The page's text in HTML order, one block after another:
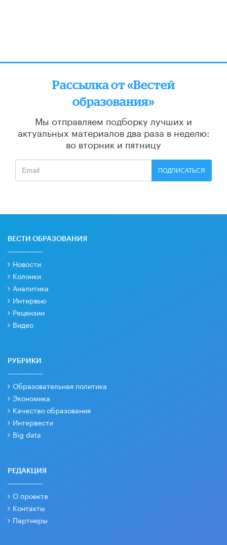
Рассылка от «Вестей
образования»
Мы отправляем подборку лучших и
актуальных материалов два раза в неделю:
во вторник и пятницу
ПОДПИСАТЬСЯ
ВЕСТИ ОБРАЗОВАНИЯ
Новости
Колонки
Аналитика
Интервью
Рецензии
Видео
РУБРИКИ
Образовательная политика
Экономика
Качество образования
Интервести
Big data
РЕДАКЦИЯ
О проекте
Контакты
Партнеры